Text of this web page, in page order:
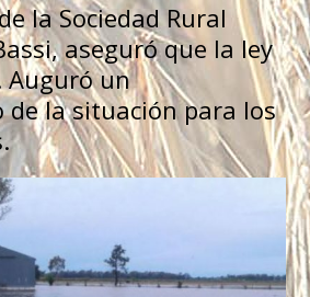
la Sociedad Rural
aseguró que la ley
Auguró un
la situación para los